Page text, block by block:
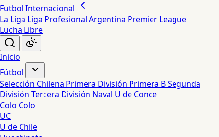
Futbol Internacional
La Liga Liga Profesional Argentina Premier League
Lucha Libre
Inicio
Fútbol
Selección Chilena Primera División Primera BSegunda
División Tercera División Naval U de Conce
Colo Colo
UC
U de Chile